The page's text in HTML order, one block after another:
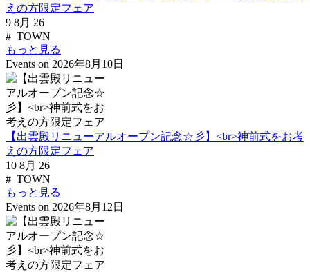
えの方限定フェア
9 8月 26
#_TOWN
もっと見る
Events on 2026年8月10日
【出雲殿リニューアルオープン記念☆彡】<br>神前式をお考
えの方限定フェア
10 8月 26
#_TOWN
もっと見る
Events on 2026年8月12日